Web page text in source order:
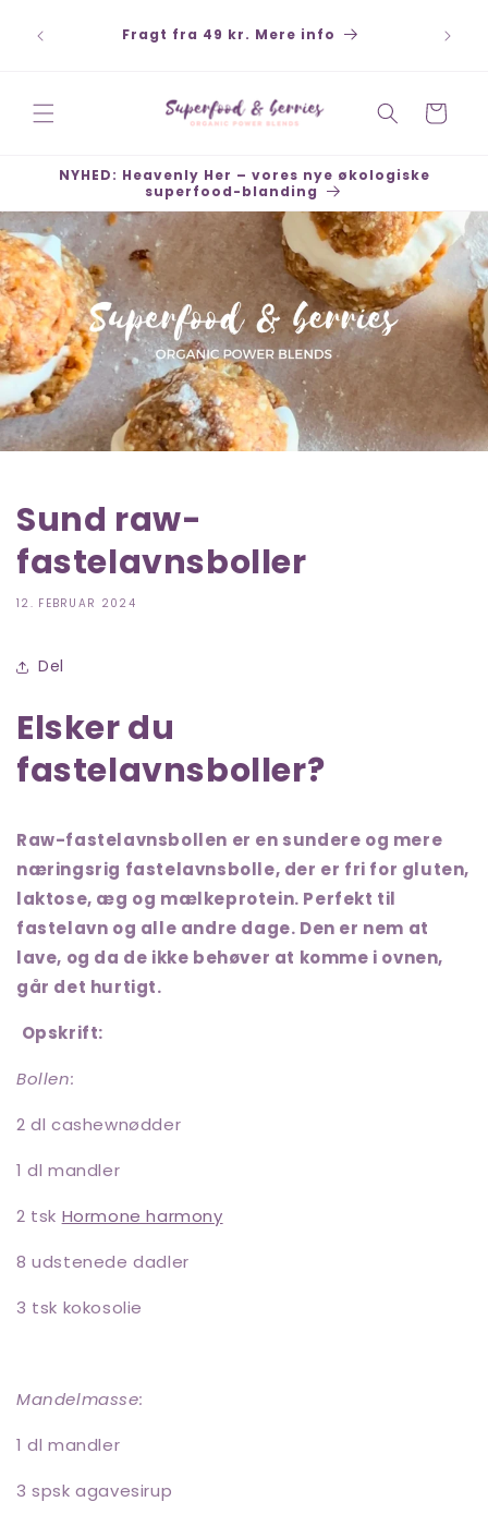
indhold
30
Fragt fra 49 kr. Mere info
Indkøbskurv
NYHED: Heavenly Her – vores nye økologiske
superfood-blanding
Sund raw-
fastelavnsboller
12. FEBRUAR 2024
Del
Elsker du
fastelavnsboller?
Raw-fastelavnsbollen er en sundere og mere
næringsrig fastelavnsbolle, der er fri for gluten,
laktose, æg og mælkeprotein. Perfekt til
fastelavn og alle andre dage. Den er nem at
lave, og da de ikke behøver at komme i ovnen,
går det hurtigt.
Opskrift:
Bollen:
2 dl cashewnødder
1 dl mandler
2 tsk Hormone harmony
8 udstenede dadler
3 tsk kokosolie
Mandelmasse:
1 dl mandler
3 spsk agavesirup